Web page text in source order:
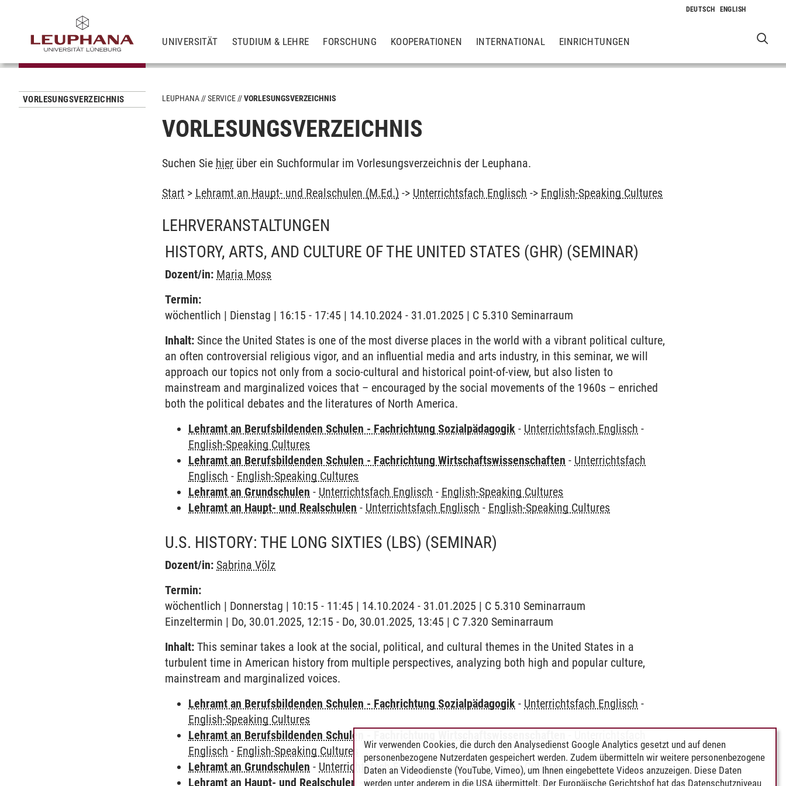
UNIVERSITÄT STUDIUM & LEHRE FORSCHUNG KOOPERATIONEN INTERNATIONAL EINRICHTUNGEN
VORLESUNGSVERZEICHNIS LEUPHANA SERVICE VORLESUNGSVERZEICHNIS
VORLESUNGSVERZEICHNIS
Suchen Sie hier über ein Suchformular im Vorlesungsverzeichnis der Leuphana.
Start > Lehramt an Haupt- und Realschulen (M.Ed.) -> Unterrichtsfach Englisch -> English-Speaking Cultures
LEHRVERANSTALTUNGEN
HISTORY, ARTS, AND CULTURE OF THE UNITED STATES (GHR) (SEMINAR)
Dozent/in: Maria Moss
Termin:
wöchentlich | Dienstag | 16:15 - 17:45 | 14.10.2024 - 31.01.2025 | C 5.310 Seminarraum
Inhalt: Since the United States is one of the most diverse places in the world with a vibrant political culture,
an often controversial religious vigor, and an influential media and arts industry, in this seminar, we will
approach our topics not only from a socio-cultural and historical point-of-view, but also listen to
mainstream and marginalized voices that – encouraged by the social movements of the 1960s – enriched
both the political debates and the literatures of North America.
Lehramt an Berufsbildenden Schulen - Fachrichtung Sozialpädagogik - Unterrichtsfach Englisch -
English-Speaking Cultures
Lehramt an Berufsbildenden Schulen - Fachrichtung Wirtschaftswissenschaften - Unterrichtsfach
Englisch - English-Speaking Cultures
Lehramt an Grundschulen - Unterrichtsfach Englisch - English-Speaking Cultures
Lehramt an Haupt- und Realschulen - Unterrichtsfach Englisch - English-Speaking Cultures
U.S. HISTORY: THE LONG SIXTIES (LBS) (SEMINAR)
Dozent/in: Sabrina Völz
Termin:
wöchentlich | Donnerstag | 10:15 - 11:45 | 14.10.2024 - 31.01.2025 | C 5.310 Seminarraum
Einzeltermin | Do, 30.01.2025, 12:15 - Do, 30.01.2025, 13:45 | C 7.320 Seminarraum
Inhalt: This seminar takes a look at the social, political, and cultural themes in the United States in a
turbulent time in American history from multiple perspectives, analyzing both high and popular culture,
mainstream and marginalized voices.
Lehramt an Berufsbildenden Schulen - Fachrichtung Sozialpädagogik - Unterrichtsfach Englisch -
English-Speaking Cultures
Lehramt an Berufsbildenden Schulen - Fachrichtung Wirtschaftswissenschaften
Englisch - English-Speaking Cultures
Lehramt an Grundschulen - Unterrichtsfach Englisch-English-Speaking Cultures
Lehramt an Haupt- und Realschulen
-Unterrichtsfach Englisch-English-Speaking Cultures
Wir verwenden Cookies, die durch den Analysedienst Google Analytics gesetzt und auf denen
personenbezogene Nutzerdaten gespeichert werden. Zudem übermitteln wir weitere personenbezogene
Daten an Videodienste (YouTube, Vimeo), um Ihnen eingebettete Videos anzuzeigen. Diese Daten
werden unter anderem in die USA übermittelt. Der Europäische Gerichtshof hat das Datenschutzniveau